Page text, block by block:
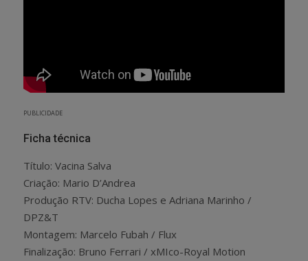
PUBLICIDADE
Ficha técnica
Título: Vacina Salva
Criação: Mario D’Andrea
Produção RTV: Ducha Lopes e Adriana Marinho /
DPZ&T
Montagem: Marcelo Fubah / Flux
Finalização: Bruno Ferrari / xMIco-Royal Motion